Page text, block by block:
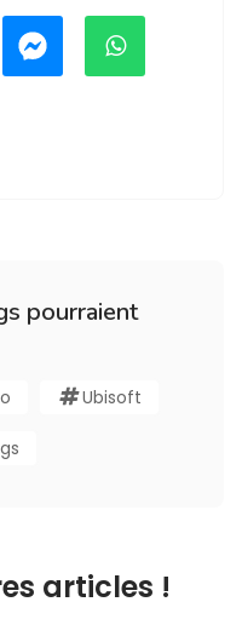
pourraient
Ubisoft
articles !